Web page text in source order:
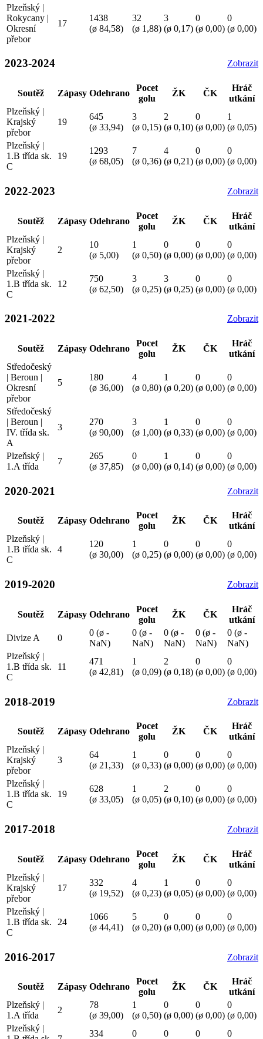
Plzeňský |
Rokycany |
Okresní
přebor
17
1438
(ø 84,58)
32
(ø 1,88)
3
(ø 0,17)
0
(ø 0,00)
0
(ø 0,00)
2023-2024 Zobrazit
Soutěž Zápasy Odehrano
Pocet
golu
ŽK ČK
Hráč
utkání
Plzeňský |
Krajský
přebor
19
645
(ø 33,94)
3
(ø 0,15)
2
(ø 0,10)
0
(ø 0,00)
1
(ø 0,05)
Plzeňský |
1.B třída sk.
C
19
1293
(ø 68,05)
7
(ø 0,36)
4
(ø 0,21)
0
(ø 0,00)
0
(ø 0,00)
2022-2023 Zobrazit
Soutěž Zápasy Odehrano
Pocet
golu
ŽK ČK
Hráč
utkání
Plzeňský |
Krajský
přebor
2
10
(ø 5,00)
1
(ø 0,50)
0
(ø 0,00)
0
(ø 0,00)
0
(ø 0,00)
Plzeňský |
1.B třída sk.
C
12
750
(ø 62,50)
3
(ø 0,25)
3
(ø 0,25)
0
(ø 0,00)
0
(ø 0,00)
2021-2022 Zobrazit
Soutěž Zápasy Odehrano
Pocet
golu
ŽK ČK
Hráč
utkání
Středočeský
| Beroun |
Okresní
přebor
5
180
(ø 36,00)
4
(ø 0,80)
1
(ø 0,20)
0
(ø 0,00)
0
(ø 0,00)
Středočeský
| Beroun |
IV. třída sk.
A
3
270
(ø 90,00)
3
(ø 1,00)
1
(ø 0,33)
0
(ø 0,00)
0
(ø 0,00)
Plzeňský |
1.A třída
7
265
(ø 37,85)
0
(ø 0,00)
1
(ø 0,14)
0
(ø 0,00)
0
(ø 0,00)
2020-2021 Zobrazit
Soutěž Zápasy Odehrano
Pocet
golu
ŽK ČK
Hráč
utkání
Plzeňský |
1.B třída sk.
C
4
120
(ø 30,00)
1
(ø 0,25)
0
(ø 0,00)
0
(ø 0,00)
0
(ø 0,00)
2019-2020 Zobrazit
Soutěž Zápasy Odehrano
Pocet
golu
ŽK ČK
Hráč
utkání
Divize A
0
0 (ø -
NaN)
0 (ø -
NaN)
0 (ø -
NaN)
0 (ø -
NaN)
0 (ø -
NaN)
Plzeňský |
1.B třída sk.
C
11
471
(ø 42,81)
1
(ø 0,09)
2
(ø 0,18)
0
(ø 0,00)
0
(ø 0,00)
2018-2019 Zobrazit
Soutěž Zápasy Odehrano
Pocet
golu
ŽK ČK
Hráč
utkání
Plzeňský |
Krajský
přebor
3
64
(ø 21,33)
1
(ø 0,33)
0
(ø 0,00)
0
(ø 0,00)
0
(ø 0,00)
Plzeňský |
1.B třída sk.
C
19
628
(ø 33,05)
1
(ø 0,05)
2
(ø 0,10)
0
(ø 0,00)
0
(ø 0,00)
2017-2018 Zobrazit
Soutěž Zápasy Odehrano
Pocet
golu
ŽK ČK
Hráč
utkání
Plzeňský |
Krajský
přebor
17
332
(ø 19,52)
4
(ø 0,23)
1
(ø 0,05)
0
(ø 0,00)
0
(ø 0,00)
Plzeňský |
1.B třída sk.
C
24
1066
(ø 44,41)
5
(ø 0,20)
0
(ø 0,00)
0
(ø 0,00)
0
(ø 0,00)
2016-2017 Zobrazit
Soutěž Zápasy Odehrano
Pocet
golu
ŽK ČK
Hráč
utkání
Plzeňský |
1.A třída
2
78
(ø 39,00)
1
(ø 0,50)
0
(ø 0,00)
0
(ø 0,00)
0
(ø 0,00)
Plzeňský |
334 0 0 0 0